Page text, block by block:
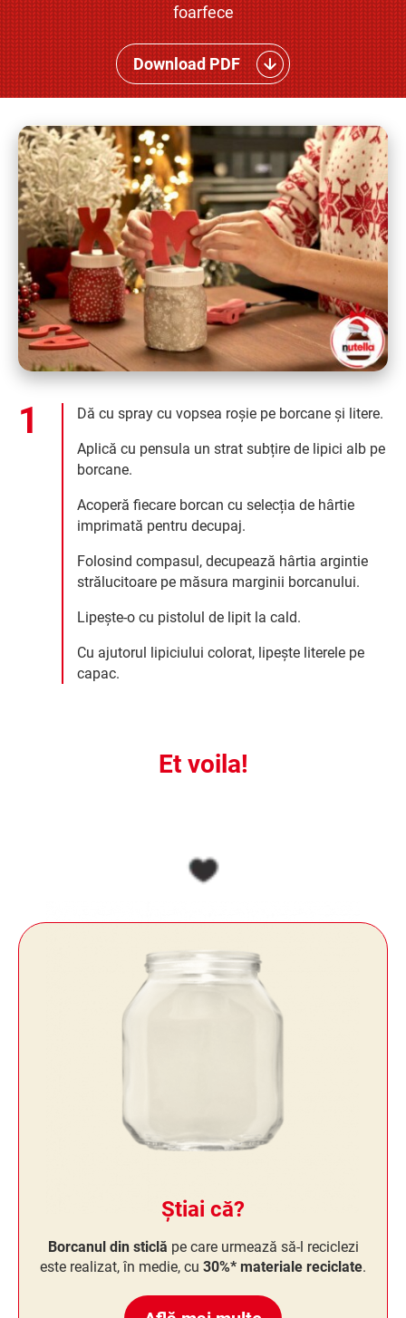
foarfece
Download PDF
Dă cu spray cu vopsea roșie pe borcane și litere.
Aplică cu pensula un strat subțire de lipici alb pe
borcane.
Acoperă fiecare borcan cu selecția de hârtie
imprimată pentru decupaj.
Folosind compasul, decupează hârtia argintie
strălucitoare pe măsura marginii borcanului.
Lipește-o cu pistolul de lipit la cald.
Cu ajutorul lipiciului colorat, lipește literele pe
capac.
Et voila!
Știai că?
Borcanul din sticlă pe care urmează să-l reciclezi
este realizat, în medie, cu 30%* materiale reciclate.